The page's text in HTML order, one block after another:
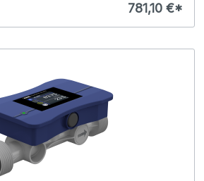
781,10 €*